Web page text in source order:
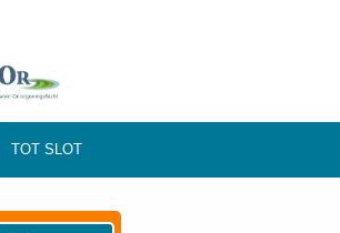
TOT SLOT